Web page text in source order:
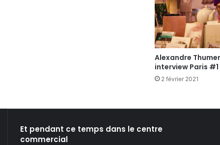
Alexandre
interview Paris #1
2 février 2021
Et pendant ce temps dans le centre
commercial